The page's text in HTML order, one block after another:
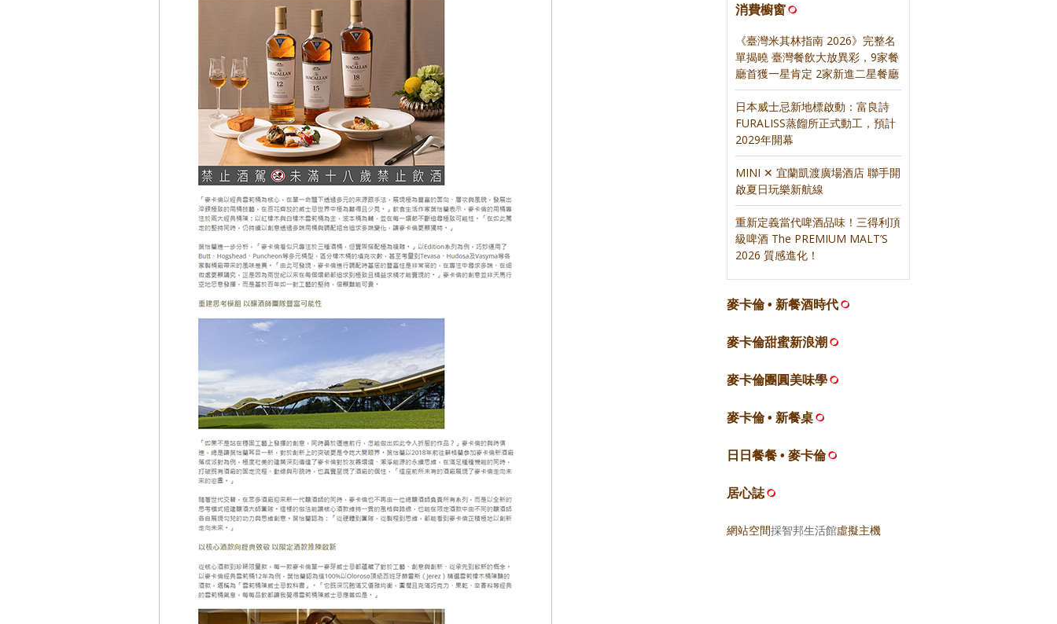
消費櫥窗
《臺灣米其林指南 2026》完整名
單揭曉 臺灣餐飲大放異彩，9家餐
廳首獲一星肯定 2家新進二星餐廳
日本威士忌新地標啟動：富良詩
FURALISS蒸餾所正式動工，預計
2029年開幕
MINI ✕ 宜蘭凱渡廣場酒店 聯手開
啟夏日玩樂新航線
重新定義當代啤酒品味！三得利頂
級啤酒 The PREMIUM MALT’S
2026 質感進化！
麥卡倫 • 新餐酒時代
麥卡倫甜蜜新浪潮
麥卡倫團圓美味學
麥卡倫 • 新餐桌
日日餐餐 • 麥卡倫
居心誌
網站空間採智邦生活館虛擬主機